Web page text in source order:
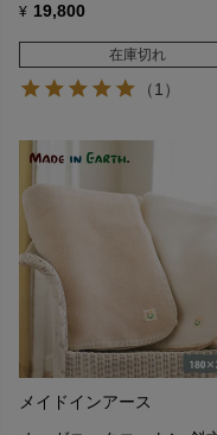
¥ 19,800
在庫切れ
（1）
メイドインアース